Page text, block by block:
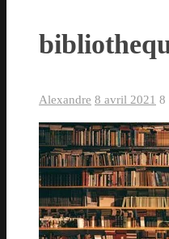
Alexandre 8 avril 2021 8